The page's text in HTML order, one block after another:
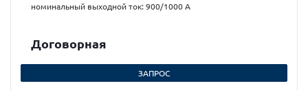
номинальный выходной ток: 900/1000 А
Договорная
ЗАПРОС